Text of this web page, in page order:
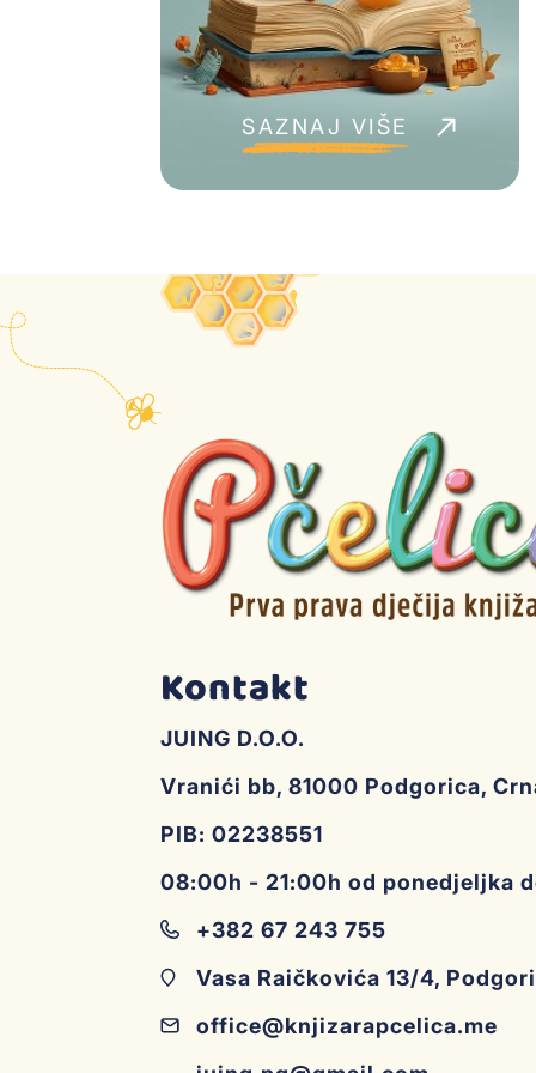
Setovi
Plišane igračke
SAZNAJ VIŠE
Kontakt
JUING D.O.O.
Vranići bb, 81000 Podgorica,
PIB: 02238551
08:00h - 21:00h od ponedjeljka
+382 67 243 755
Vasa Raičkovića 13/4,
office@knjizarapcelica.me